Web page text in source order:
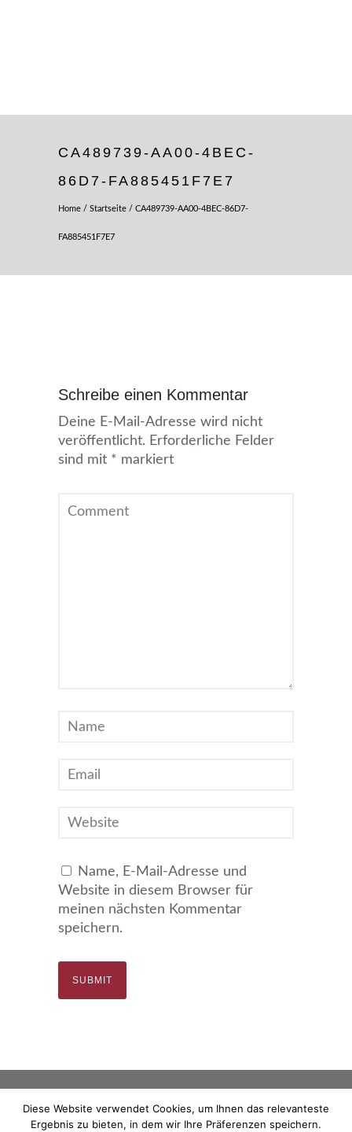
CA489739-AA00-4BEC-
86D7-FA885451F7E7
Home / Startseite / CA489739-AA00-4BEC-86D7-
FA885451F7E7
Schreibe einen Kommentar
Deine E-Mail-Adresse wird nicht
veröffentlicht. Erforderliche Felder
sind mit * markiert
Name, E-Mail-Adresse und
Website in diesem Browser für
meinen nächsten Kommentar
speichern.
Impressum Datenschutzerklärung
Diese Website verwendet Cookies, um Ihnen das relevanteste
Ergebnis zu bieten, in dem wir Ihre Präferenzen speichern.